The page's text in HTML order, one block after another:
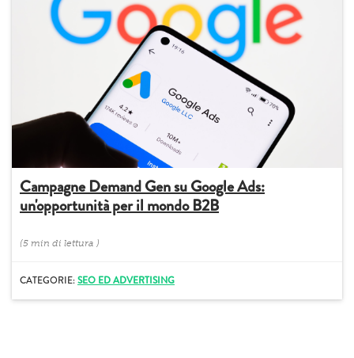
Campagne Demand Gen su Google Ads:
un'opportunità per il mondo B2B
(5 min di lettura )
CATEGORIE:SEO ED ADVERTISING